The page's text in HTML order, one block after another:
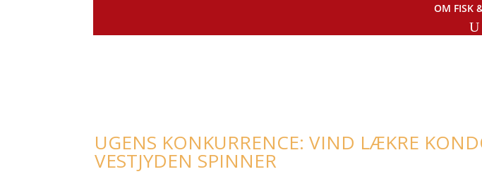
OM FISK
UGENS KONKURRENCE: VIND LÆKRE
VESTJYDEN SPINNER